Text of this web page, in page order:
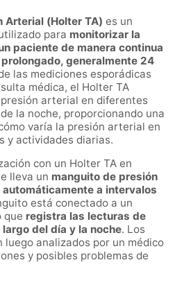
Arterial (Holter TA) es un
para monitorizar la
paciente de manera continua
generalmente 24
las mediciones esporádicas
médica, el Holter TA
arterial en diferentes
la noche, proporcionando una
varía la presión arterial en
y actividades diarias.
con un Holter TA en
lleva un manguito de presión
a intervalos
está conectado a un
que registra las lecturas de
del día y la noche. Los
luego analizados por un médico
y posibles problemas de